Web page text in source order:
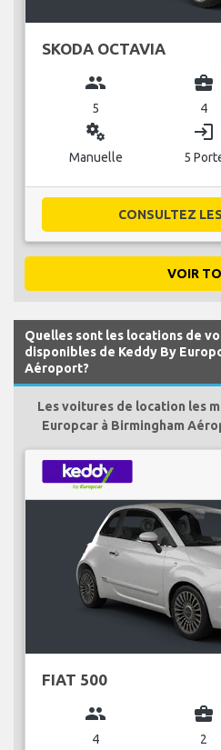
SKODA OCTAVIA
group
5
business_center
4
miscellaneous_services
Manuelle
login
5
CONSULTEZ
VOIR
Quelles sont les locations de
disponibles de Keddy By
Aéroport?
Les voitures de location les
Europcar à Birmingham
FIAT 500
group
4
business_center
2